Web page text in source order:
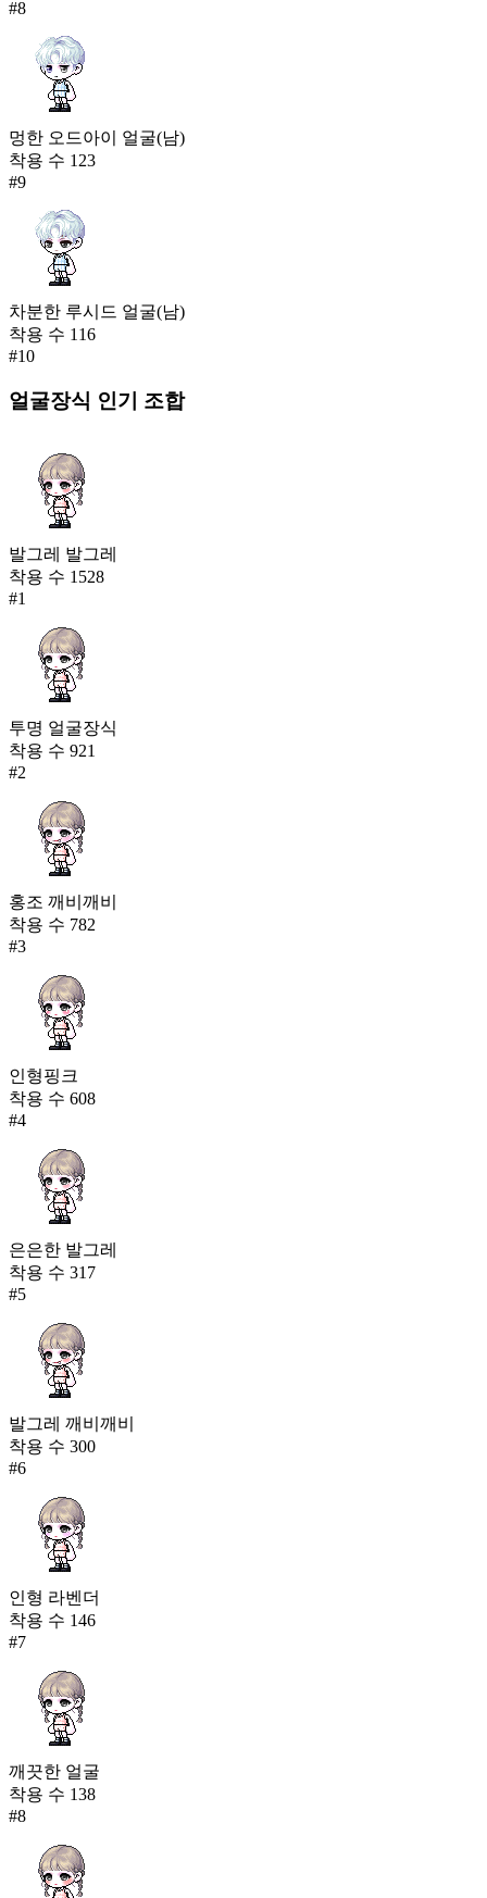
#8
멍한 오드아이 얼굴(남)
착용 수 123
#9
차분한 루시드 얼굴(남)
착용 수 116
#10
얼굴장식 인기 조합
발그레 발그레
착용 수 1528
#1
투명 얼굴장식
착용 수 921
#2
홍조 깨비깨비
착용 수 782
#3
인형핑크
착용 수 608
#4
은은한 발그레
착용 수 317
#5
발그레 깨비깨비
착용 수 300
#6
인형 라벤더
착용 수 146
#7
깨끗한 얼굴
착용 수 138
#8